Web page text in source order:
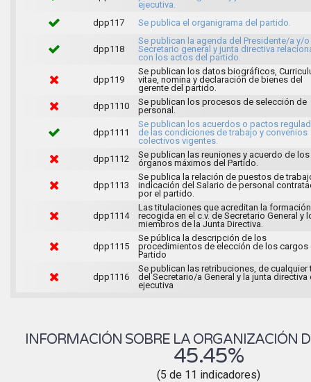
ejecutiva.
dpp117
Se publica el organigrama del partido.
dpp118
Se publican la agenda del Presidente/a y/o
Secretario general y junta directiva
con los actos del partido.
dpp119
Se publican los datos biográficos,
vitae, nomina y declaración de bienes del
gerente del partido.
dpp1110
Se publican los procesos de selección de
personal.
dpp1111
Se publican los acuerdos o pactos
de las condiciones de trabajo y convenios
colectivos vigentes.
dpp1112
Se publican las reuniones y acuerdo de los
órganos máximos del Partido.
dpp1113
Se publica la relación de puestos de
indicación del Salario de personal
por el partido.
dpp1114
Las titulaciones que acreditan la formación
recogida en el c.v. de Secretario General y
miembros de la Junta Directiva.
dpp1115
Se pública la descripción de los
procedimientos de elección de los cargos
Partido
dpp1116
Se publican las retribuciones, de cualquier
del Secretario/a General y la junta directiva
ejecutiva
INFORMACIÓN SOBRE LA ORGANIZACIÓN
45.45%
(5 de 11 indicadores)